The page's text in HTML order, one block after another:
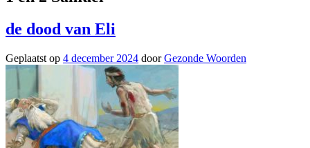
de dood van Eli
Geplaatst op 4 december 2024 doorGezonde Woorden